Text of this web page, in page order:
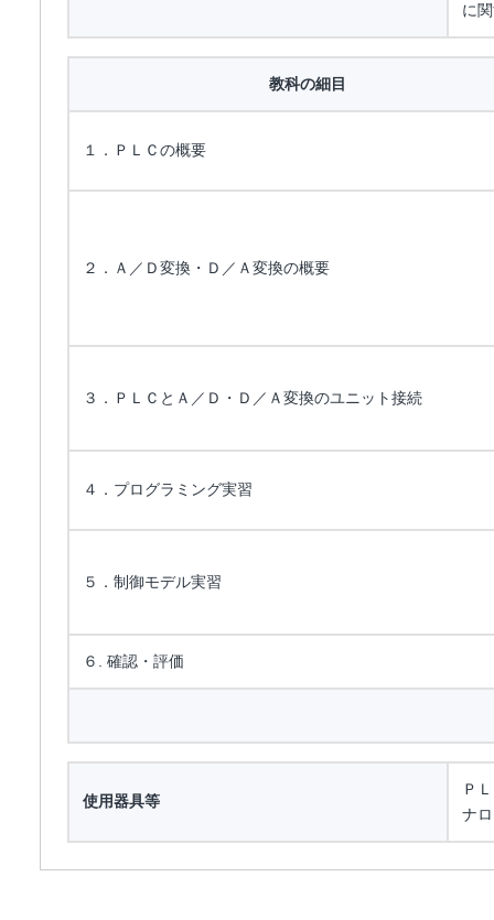
に
教科の細目
１．ＰＬＣの概要
２．Ａ／Ｄ変換・Ｄ／Ａ変換の概要
３．ＰＬＣとＡ／Ｄ・Ｄ／Ａ変換のユニット接続
４．プログラミング実習
５．制御モデル実習
６. 確認・評価
使用器具等
Ｐ
ナ